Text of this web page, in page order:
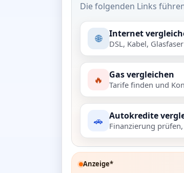
Die folgenden Links
🌐 Internet
DSL, Kabel,
🔥 Gas vergleichen
Tarife finden und
🚗 Autokredite
Finanzierung
Anzeige*